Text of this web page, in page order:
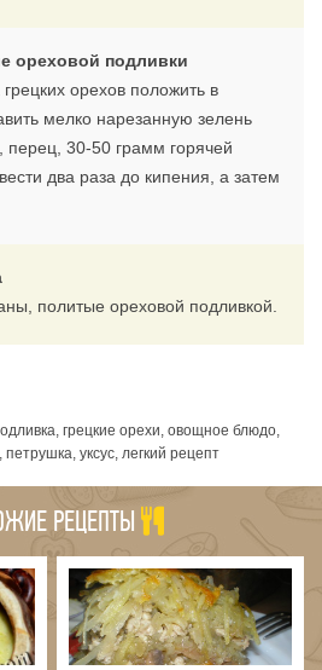
ореховой подливки
орехов положить в
мелко нарезанную зелень
перец, 30-50 грамм горячей
два раза до кипения, а затем
политые ореховой подливкой.
грецкие орехи, овощное блюдо,
уксус, легкий рецепт
РЕЦЕПТЫ